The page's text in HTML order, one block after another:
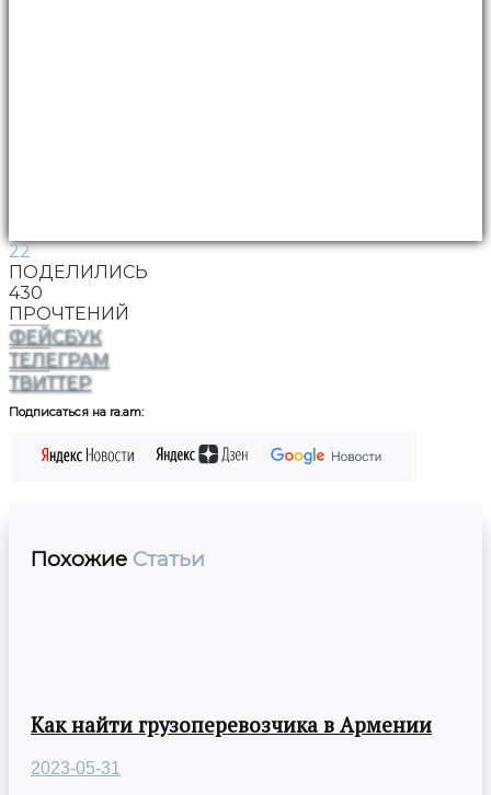
22
ПОДЕЛИЛИСЬ
430
ПРОЧТЕНИЙ
ФЕЙСБУК
ТЕЛЕГРАМ
ТВИТТЕР
Подписаться на ra.am:
Похожие Статьи
Как найти грузоперевозчика в Армении
2023-05-31